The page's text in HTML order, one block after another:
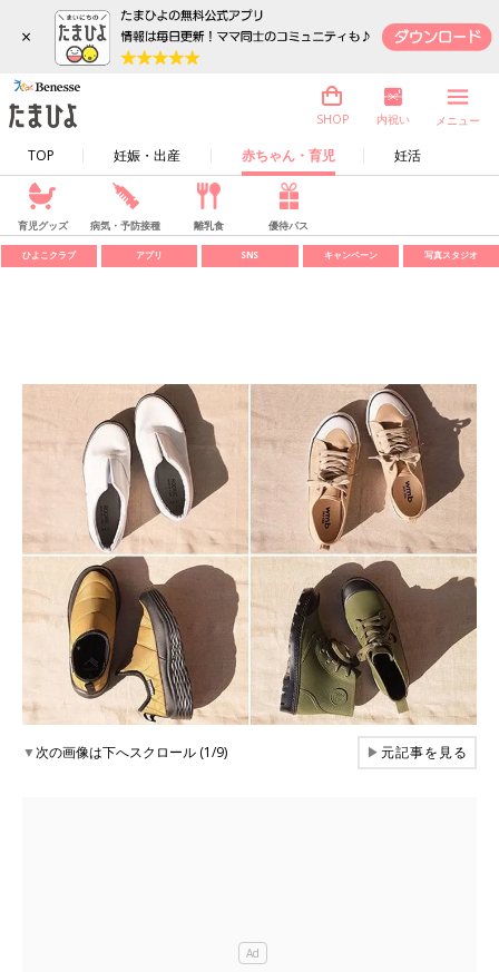
×
TOP 妊娠・出産 赤ちゃん・育児 妊活
SHOP 内祝い メニュー
育児グッズ 病気・予防接種 離乳食 優待パス
ひよこクラブ アプリ SNS キャンペーン 写真スタジオ
▼次の画像は下へスクロール (1/9) ▶元記事を見る